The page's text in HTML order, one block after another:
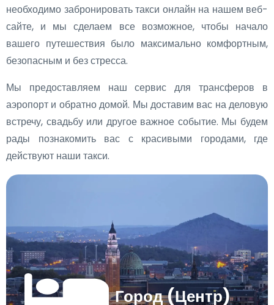
необходимо забронировать такси онлайн на нашем веб-
сайте, и мы сделаем все возможное, чтобы начало
вашего путешествия было максимально комфортным,
безопасным и без стресса.
Мы предоставляем наш сервис для трансферов в
аэропорт и обратно домой. Мы доставим вас на деловую
встречу, свадьбу или другое важное событие. Мы будем
рады познакомить вас с красивыми городами, где
действуют наши такси.
Город (Центр)